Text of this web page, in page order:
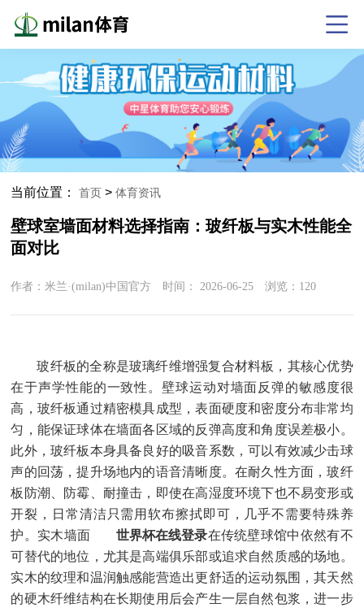
当前位置：首页 >体育资讯
壁球室墙面材料选择指南：玻纤板与实木性能全
面对比
作者：米兰·(milan)中国官方 时间：2026-06-25 浏览： 120
玻纤板的全称是玻璃纤维增强复合材料板，其核心优势
在于声学性能的一致性。壁球运动对墙面反弹的敏感度很
高，玻纤板通过精密模具成型，表面硬度和密度分布非常均
匀，能保证球体在墙面各区域的反弹高度和角度误差极小。
此外，玻纤板本身具备良好的吸音系数，可以有效减少击球
声的回荡，提升场地内的语音清晰度。在耐久性方面，玻纤
板防潮、防霉、耐撞击，即使在高湿度环境下也不易变形或
开裂，日常清洁只需用软布擦拭即可，几乎不需要特殊养
护。实木墙面
世界杯在线登录在传统壁球馆中依然有不
可替代的地位，尤其是高端俱乐部或追求自然质感的场地。
实木的纹理和温润触感能营造出更舒适的运动氛围，其天然
的硬木纤维结构在长期使用后会产生一层自然包浆，进一步